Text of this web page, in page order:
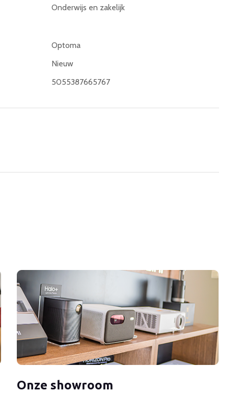
Onderwijs en zakelijk
Optoma
Nieuw
5055387665767
Onze showroom